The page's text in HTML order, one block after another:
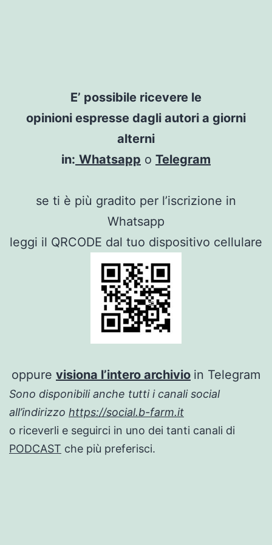
E’ possibile ricevere le
opinioni espresse dagli autori a giorni
alterni
in: Whatsapp o Telegram
se ti è più gradito per l’iscrizione in
Whatsapp
leggi il QRCODE dal tuo dispositivo cellulare
oppure visiona l’intero archivio in Telegram
Sono disponibili anche tutti i canali social
all’indirizzo https://social.b-farm.it
o riceverli e seguirci in uno dei tanti canali di
PODCAST che più preferisci.